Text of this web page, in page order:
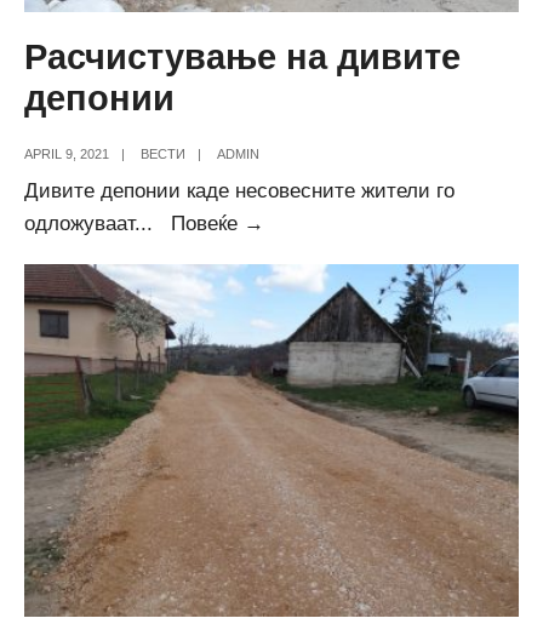
Расчистување на дивите
депонии
APRIL 9, 2021 | ВЕСТИ | ADMIN
Дивите депонии каде несовесните жители го
одложуваат... Повеќе →
дивите
депонии